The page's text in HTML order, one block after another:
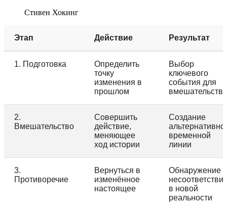
Стивен Хокинг
Этап Действие Результат
1. Подготовка
Определить
точку
изменения в
прошлом
Выбор
ключевого
события для
вмешательства
2.
Вмешательство
Совершить
действие,
меняющее
ход истории
Создание
временной
линии
3.
Противоречие
Вернуться в
изменённое
настоящее
Обнаружение
в новой
реальности